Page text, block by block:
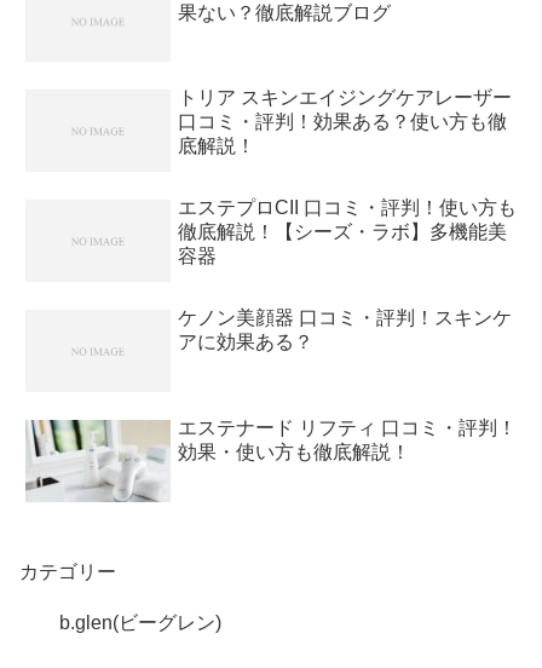
果ない？徹底解説ブログ
トリア スキンエイジングケアレーザー
口コミ・評判！効果ある？使い方も徹
底解説！
エステプロCII 口コミ・評判！使い方も
徹底解説！【シーズ・ラボ】多機能美
容器
ケノン美顔器 口コミ・評判！スキンケ
アに効果ある？
エステナード リフティ 口コミ・評判！
効果・使い方も徹底解説！
カテゴリー
b.glen(ビーグレン)